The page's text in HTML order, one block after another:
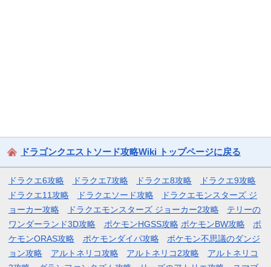
ドラゴンクエストソード攻略Wiki トップページに戻る
ドラクエ6攻略 ドラクエ7攻略 ドラクエ8攻略
ドラクエ9攻略
ドラクエ11攻略
ドラクエソード攻略
ドラクエモンスターズ ジ
ョーカー攻略
ドラクエモンスターズ ジョーカー2攻略
テリーの
ワンダーランド3D攻略
ポケモンHGSS攻略 ポケモンBW攻略
ポ
ケモンORAS攻略
ポケモンダイパ攻略
ポケモン不思議のダンジ
ョン攻略
アルトネリコ攻略 アルトネリコ2攻略
アルトネリコ